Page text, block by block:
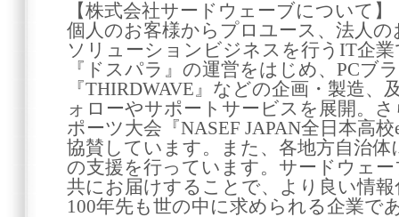
【株式会社サードウェーブについて】
個人のお客様からプロユース、法人
ソリューションビジネスを行うIT企
『ドスパラ』の運営をはじめ、PCブ
『THIRDWAVE』などの企画・製造
ォローやサポートサービスを展開。
ポーツ大会『NASEF JAPAN全日本高
協賛しています。また、各地方自治
の支援を行っています。サードウェ
共にお届けすることで、より良い情
100年先も世の中に求められる企業で